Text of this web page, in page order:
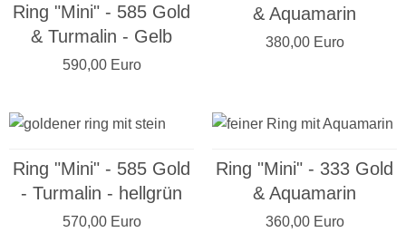
Ring "Mini" - 585 Gold
& Turmalin - Gelb
590,00 Euro
& Aquamarin
380,00 Euro
Ring "Mini" - 585 Gold
- Turmalin - hellgrün
570,00 Euro
Ring "Mini" - 333 Gold
& Aquamarin
360,00 Euro